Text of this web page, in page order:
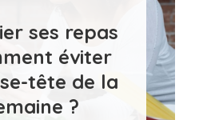
ses repas
éviter
tête de la
?